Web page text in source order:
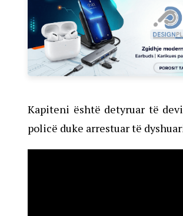
Kapiteni është detyruar të
policë duke arrestuar të